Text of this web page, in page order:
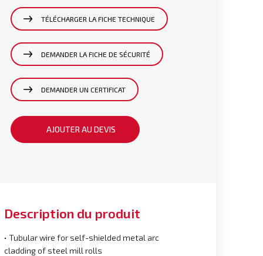
TÉLÉCHARGER LA FICHE TECHNIQUE
DEMANDER LA FICHE DE SÉCURITÉ
DEMANDER UN CERTIFICAT
AJOUTER AU DEVIS
Description du produit
• Tubular wire for self-shielded metal arc
cladding of steel mill rolls